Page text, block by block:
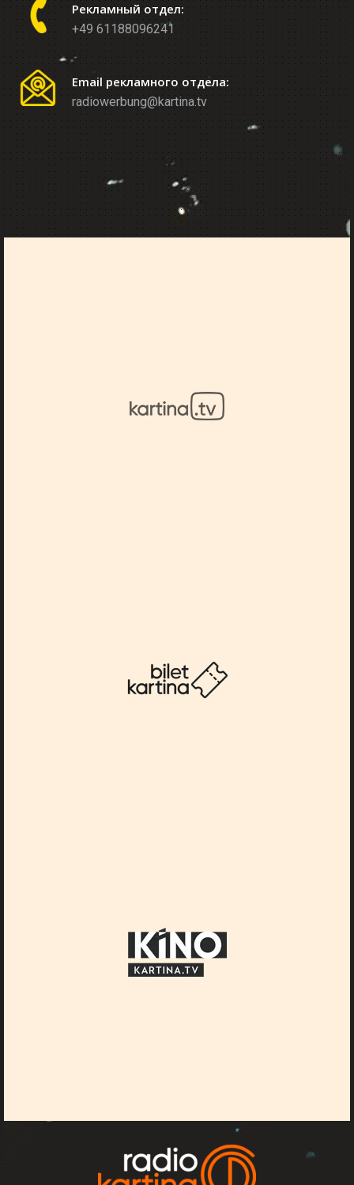
Рекламный отдел:
+49 61188096241
Email рекламного отдела:
radiowerbung@kartina.tv